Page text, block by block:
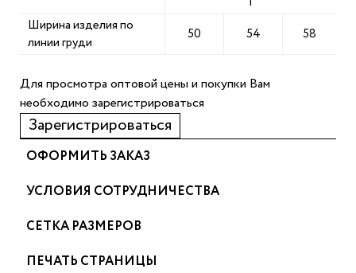
Для просмотра оптовой цены и покупки Вам
необходимо зарегистрироваться
Зарегистрироваться
Ширина изделия по
линии груди
50 54 58
ОФОРМИТЬ ЗАКАЗ
УСЛОВИЯ СОТРУДНИЧЕСТВА
СЕТКА РАЗМЕРОВ
ПЕЧАТЬ СТРАНИЦЫ